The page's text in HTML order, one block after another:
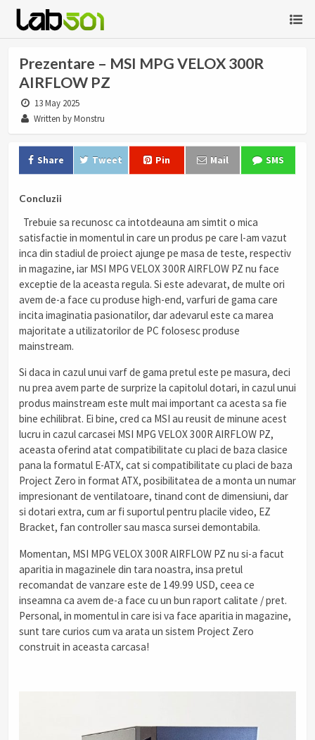
Prezentare – MSI MPG VELOX 300R
AIRFLOW PZ
13 May 2025
Written by Monstru
Share Tweet Pin Mail SMS
Concluzii
Trebuie sa recunosc ca intotdeauna am simtit o mica
satisfactie in momentul in care un produs pe care l-am vazut
inca din stadiul de proiect ajunge pe masa de teste, respectiv
in magazine, iar MSI MPG VELOX 300R AIRFLOW PZ nu face
exceptie de la aceasta regula. Si este adevarat, de multe ori
avem de-a face cu produse high-end, varfuri de gama care
incita imaginatia pasionatilor, dar adevarul este ca marea
majoritate a utilizatorilor de PC folosesc produse
mainstream.
Si daca in cazul unui varf de gama pretul este pe masura, deci
nu prea avem parte de surprize la capitolul dotari, in cazul unui
produs mainstream este mult mai important ca acesta sa fie
bine echilibrat. Ei bine, cred ca MSI au reusit de minune acest
lucru in cazul carcasei MSI MPG VELOX 300R AIRFLOW PZ,
aceasta oferind atat compatibilitate cu placi de baza clasice
pana la formatul E-ATX, cat si compatibilitate cu placi de baza
Project Zero in format ATX, posibilitatea de a monta un numar
impresionant de ventilatoare, tinand cont de dimensiuni, dar
si dotari extra, cum ar fi suportul pentru placile video, EZ
Bracket, fan controller sau masca sursei demontabila.
Momentan, MSI MPG VELOX 300R AIRFLOW PZ nu si-a facut
aparitia in magazinele din tara noastra, insa pretul
recomandat de vanzare este de 149.99 USD, ceea ce
inseamna ca avem de-a face cu un bun raport calitate / pret.
Personal, in momentul in care isi va face aparitia in magazine,
sunt tare curios cum va arata un sistem Project Zero
construit in aceasta carcasa!